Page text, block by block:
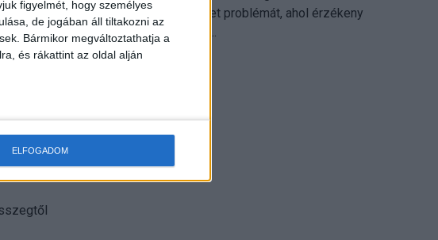
figyelmét, hogy személyes
de jogában áll tiltakozni az
Bármikor megváltoztathatja a
és rákattint az oldal alján
ELFOGADOM
akkor
különösen ott jelenthet problémát, ahol érzékeny
üzleti információkkal...